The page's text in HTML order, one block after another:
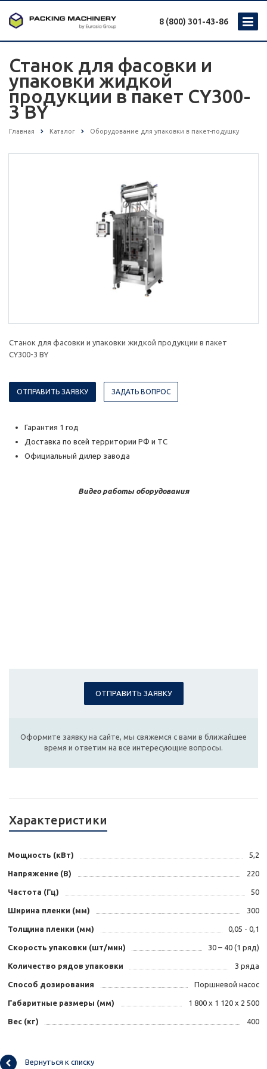
8 (800) 301-43-86
Станок для фасовки и
упаковки жидкой
продукции в пакет CY300-
3 BY
Главная Каталог Оборудование для упаковки в пакет-подушку
Станок для фасовки и упаковки жидкой продукции в пакет
CY300-3 BY
ОТПРАВИТЬ ЗАЯВКУ ЗАДАТЬ ВОПРОС
Гарантия 1 год
Доставка по всей территории РФ и ТС
Официальный дилер завода
Видео работы оборудования
ОТПРАВИТЬ ЗАЯВКУ
Оформите заявку на сайте, мы свяжемся с вами в ближайшее
время и ответим на все интересующие вопросы.
Характеристики
Мощность (кВт) 5,2
Напряжение (В) 220
Частота (Гц) 50
Ширина пленки (мм) 300
Толщина пленки (мм) 0,05 - 0,1
Скорость упаковки (шт/мин) 30 – 40 (1 ряд)
Количество рядов упаковки 3 ряда
Способ дозирования Поршневой насос
Габаритные размеры (мм) 1 800 х 1 120 х 2 500
Вес (кг) 400
Вернуться к списку